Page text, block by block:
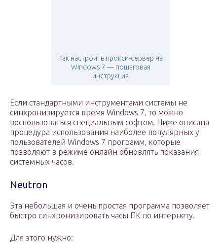
Как настроить прокси-сервер на
Windows 7 — пошаговая
инструкция
Если стандартными инструментами системы не
синхронизируется время Windows 7, то можно
воспользоваться специальным софтом. Ниже описана
процедура использования наиболее популярных у
пользователей Windows 7 программ, которые
позволяют в режиме онлайн обновлять показания
системных часов.
Neutron
Эта небольшая и очень простая программа позволяет
быстро синхронизировать часы ПК по интернету.
Для этого нужно: